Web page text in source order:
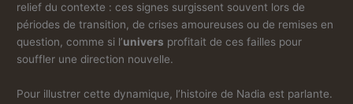
relief du contexte : ces signes surgissent souvent lors de
périodes de transition, de crises amoureuses ou de remises en
question, comme si l’univers profitait de ces failles pour
souffler une direction nouvelle.
Pour illustrer cette dynamique, l’histoire de Nadia est parlante.